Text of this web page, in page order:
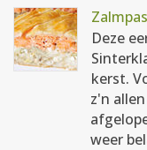
Deze
kerst.
z'n
weer